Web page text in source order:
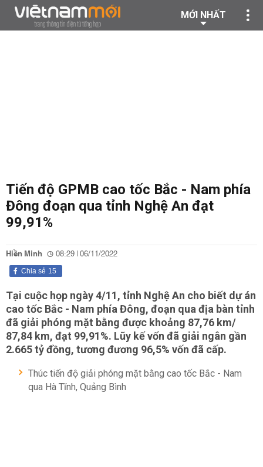
MỚI NHẤT
Tiến độ GPMB cao tốc Bắc - Nam phía
Đông đoạn qua tỉnh Nghệ An đạt
99,91%
Hiền Minh 08:29 | 06/11/2022
15
Chia sẻ
Tại cuộc họp ngày 4/11, tỉnh Nghệ An cho biết dự án
cao tốc Bắc - Nam phía Đông, đoạn qua địa bàn tỉnh
đã giải phóng mặt bằng được khoảng 87,76 km/
87,84 km, đạt 99,91%. Lũy kế vốn đã giải ngân gần
2.665 tỷ đồng, tương đương 96,5% vốn đã cấp.
Thúc tiến độ giải phóng mặt bằng cao tốc Bắc - Nam
qua Hà Tĩnh, Quảng Bình